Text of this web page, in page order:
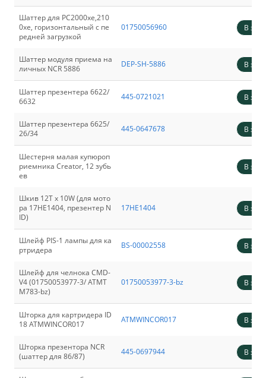
Шаттер для РС2000хе,210
0хе, горизонтальный с пе
редней загрузкой
01750056960 В
Шаттер модуля приема на
личных NCR 5886
DEP-SH-5886 В
Шаттер презентера 6622/
6632
445-0721021 В
Шаттер презентера 6625/
26/34
445-0647678 В
Шестерня малая купюроп
риемника Creator, 12 зубь
ев
В
Шкив 12T x 10W (для мото
ра 17HE1404, презентер N
ID)
17HE1404 В
Шлейф PIS-1 лампы для ка
ртридера
BS-00002558 В
Шлейф для челнока CMD-
V4 (01750053977-3/ ATMT
M783-bz)
01750053977-3-bz В
Шторка для картридера ID
18 ATMWINCOR017
ATMWINCOR017 В
Шторка презентора NCR
(шаттер для 86/87)
445-0697944 В